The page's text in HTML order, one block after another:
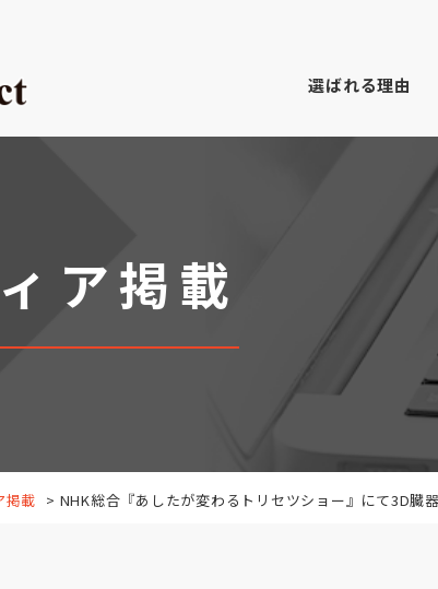
選ばれる理由
小ロット生産
医療系ものづくり・臓器モデル
(グループ会社：クロスメディカル)
試
光
ア掲載
掲載 NHK総合『あしたが変わるトリセツショー』にて3D臓器モデルが使用されま